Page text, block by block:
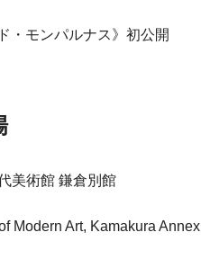
・モンパルナス》初公開
美術館 鎌倉別館
Modern Art, Kamakura Annex